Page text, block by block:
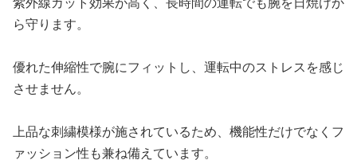
ら守ります。
優れた伸縮性で腕にフィットし、運転中のストレスを感じ
させません。
上品な刺繍模様が施されているため、機能性だけでなくフ
ァッション性も兼ね備えています。